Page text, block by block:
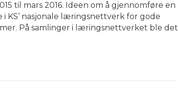
til mars 2016. Ideen om å gjennomføre en
KS’ nasjonale læringsnettverk for gode
På samlinger i læringsnettverket ble det